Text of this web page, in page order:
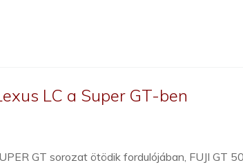
LC a Super GT-ben
GT sorozat ötödik fordulójában, FUJI GT